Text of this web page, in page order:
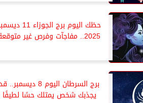
حظك اليوم برج الجوزاء 11
2025.. مفاجآت وفرص غير متوقعة
برج السرطان اليوم 8 ديسمبر..
يجذبك شخص يمتلك حسًا لطيفًا